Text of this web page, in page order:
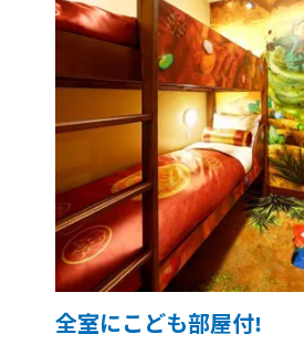
全室にこども部屋付!